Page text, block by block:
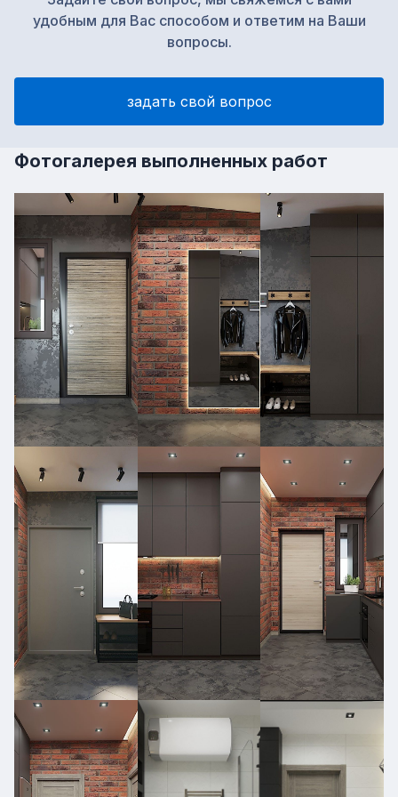
«промышленный» эффект, но остаются
практичными и износостойкими.
удобным для Вас способом и ответим на Ваши
вопросы.
задать свой вопрос
Фотогалерея выполненных работ